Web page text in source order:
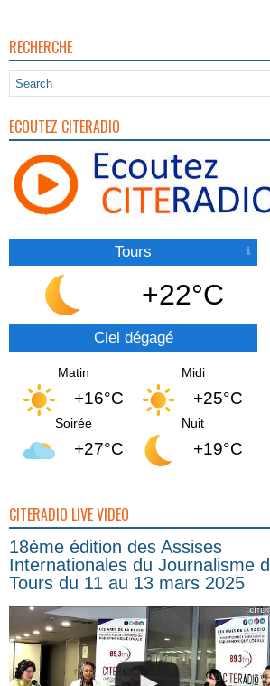
RECHERCHE
ECOUTEZ CITERADIO
Tours
+22°C
Ciel dégagé
Matin
+16°C
Midi
+25°C
Soirée
+27°C
Nuit
+19°C
CITERADIO LIVE VIDEO
18ème édition des Assises
Internationales du Journalisme
Tours du 11 au 13 mars 2025